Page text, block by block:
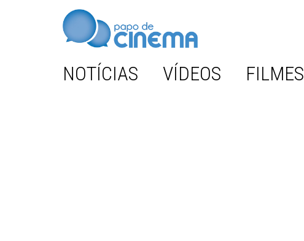
NOTÍCIAS VÍDEOS FILMES